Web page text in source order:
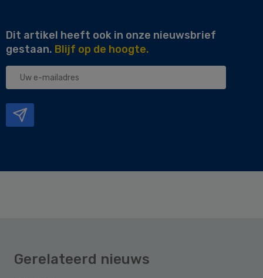
Dit artikel heeft ook in onze nieuwsbrief
gestaan. Blijf op de hoogte.
Uw
Gerelateerd nieuws